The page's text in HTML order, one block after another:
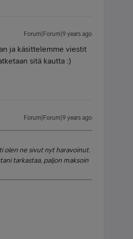
Forum|Forum|9 years ago
ja käsittelemme viestit
sitä kautta :)
Forum|Forum|9 years ago
olen ne sivut nyt haravoinut.
tarkastaa, paljon maksoin